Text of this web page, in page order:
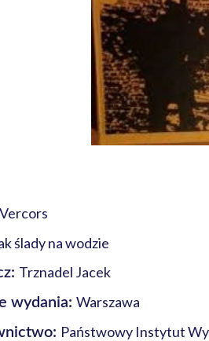
Vercors
ślady na wodzie
Trznadel Jacek
wydania: Warszawa
Państwowy Instytut